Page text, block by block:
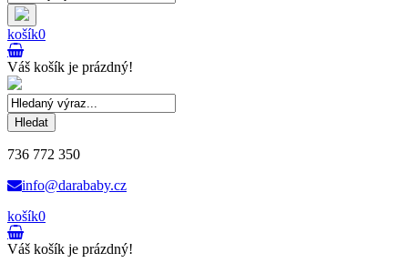
košík0
Váš košík je prázdný!
Hledat
736 772 350
info@darababy.cz
košík0
Váš košík je prázdný!